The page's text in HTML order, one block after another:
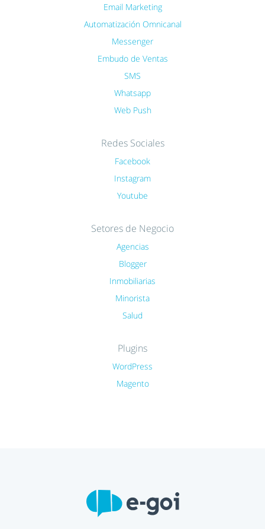
Email Marketing
Automatización Omnicanal
Messenger
Embudo de Ventas
SMS
Whatsapp
Web Push
Redes Sociales
Facebook
Instagram
Youtube
Setores de Negocio
Agencias
Blogger
Inmobiliarias
Minorista
Salud
Plugins
WordPress
Magento